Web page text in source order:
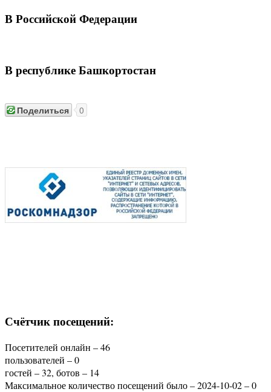
В Российской Федерации
В республике Башкортостан
Поделиться 0
Счётчик посещений:
Посетителей онлайн – 46
пользователей – 0
гостей – 32, ботов – 14
Максимальное количество посещений было – 2024-10-02 – 0